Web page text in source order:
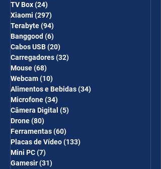
TV Box(24)
Xiaomi (297)
Terabyte(94)
Banggood (6)
Cabos USB(20)
Carregadores(32)
Mouse(68)
Webcam(10)
Alimentos e Bebidas(34)
Microfone(34)
Câmera Digital (5)
Drone(80)
Ferramentas(60)
Placas de Vídeo(133)
Mini PC(7)
Gamesir(31)